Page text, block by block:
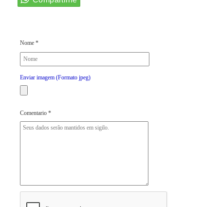
Nome *
Enviar imagem (Formato jpeg)
Comentario *